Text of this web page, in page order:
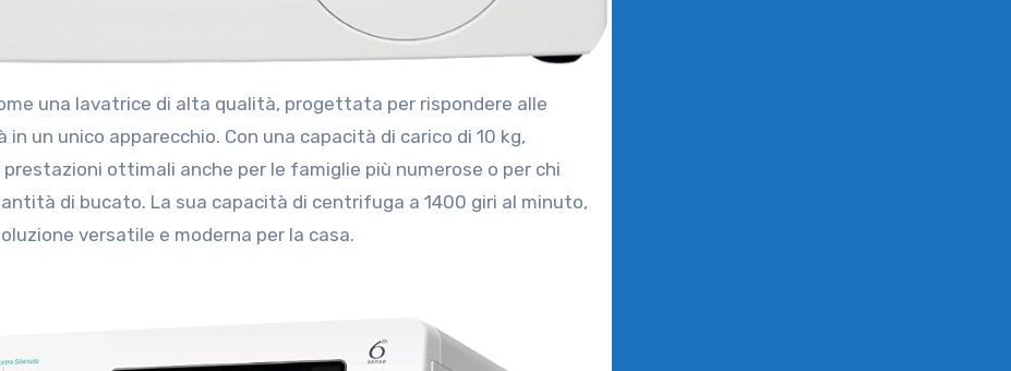
un unico apparecchio. Con una capacità di carico di 10 kg,
ottimali anche per le famiglie più numerose o per chi
di bucato. La sua capacità di centrifuga a 1400 giri al minuto,
versatile e moderna per la casa.